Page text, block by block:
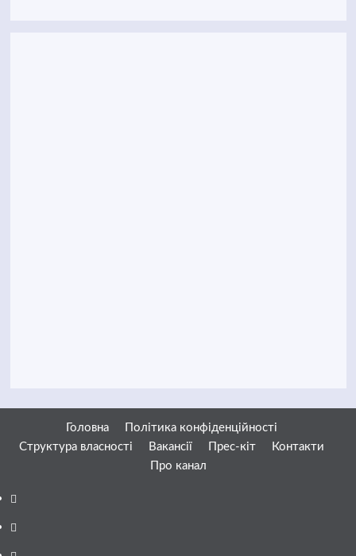
Головна
Політика конфіденційності
Структура власності
Вакансії Прес-кіт
Контакти
Про канал
Facebook
YouTube